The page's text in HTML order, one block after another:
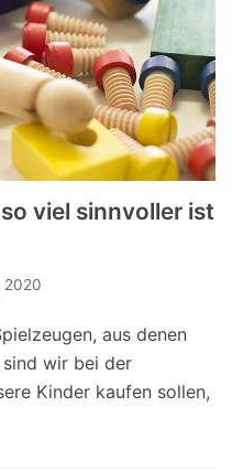
viel sinnvoller ist
2020
aus denen
wir bei der
Kinder kaufen sollen,